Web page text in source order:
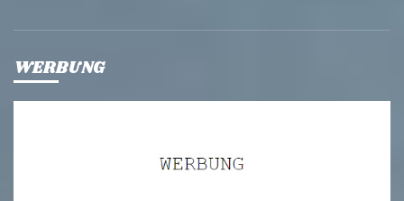
WERBUNG